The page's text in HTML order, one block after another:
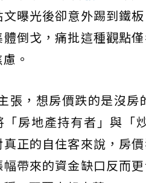
文曝光後卻意外踢到鐵
體倒戈，痛批這種觀點
。
張，想房價跌的是沒房
「房地產持有者」與「
真正的自住客來說，房
幅帶來的資金缺口反而